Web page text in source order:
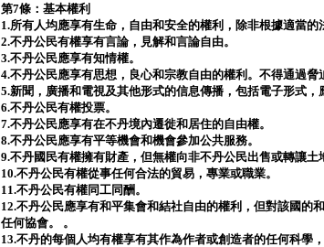
第7條：基本權利
1.所有人均應享有生命，自由和安全的權利，除非根據適當的
2.不丹公民有權享有言論，見解和言論自由。
3.不丹公民應享有知情權。
4.不丹公民應享有思想，良心和宗教自由的權利。不得通過脅
5.新聞，廣播和電視及其他形式的信息傳播，包括電子形式，
6.不丹公民有權投票。
7.不丹公民應享有在不丹境內遷徙和居住的自由權。
8.不丹公民應享有平等機會和機會參加公共服務。
9.不丹國民有權擁有財產，但無權向非不丹公民出售或轉讓土
10.不丹公民有權從事任何合法的貿易，專業或職業。
11.不丹公民有權同工同酬。
12.不丹公民應享有和平集會和結社自由的權利，但對該國的
任何協會。 。
13.不丹的每個人均有權享有其作為作者或創造者的任何科學